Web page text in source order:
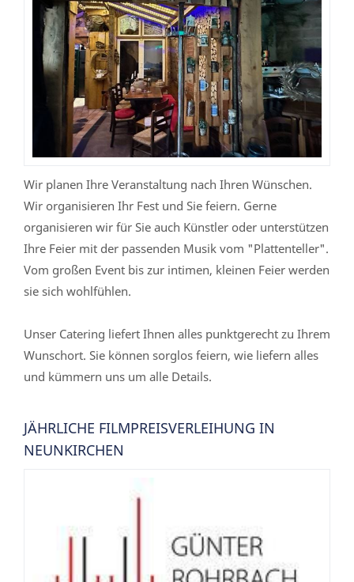
Wir planen Ihre Veranstaltung nach Ihren Wünschen.
Wir organisieren Ihr Fest und Sie feiern. Gerne
organisieren wir für Sie auch Künstler oder unterstützen
Ihre Feier mit der passenden Musik vom "Plattenteller".
Vom großen Event bis zur intimen, kleinen Feier werden
sie sich wohlfühlen.
Unser Catering liefert Ihnen alles punktgerecht zu Ihrem
Wunschort. Sie können sorglos feiern, wie liefern alles
und kümmern uns um alle Details.
JÄHRLICHE FILMPREISVERLEIHUNG IN
NEUNKIRCHEN